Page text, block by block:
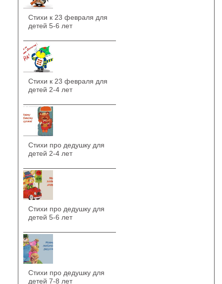
Стихи к 23 февраля для
детей 5-6 лет
Стихи к 23 февраля для
детей 2-4 лет
Стихи про дедушку для
детей 2-4 лет
Стихи про дедушку для
детей 5-6 лет
Стихи про дедушку для
детей 7-8 лет